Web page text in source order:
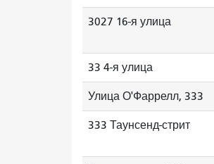
3027 16-я улица
33 4-я улица
Улица О'Фаррелл, 333
333 Таунсенд-стрит